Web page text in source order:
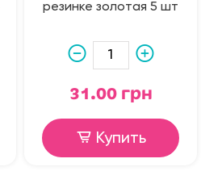
резинке золотая 5 шт
31.00 грн
Купить